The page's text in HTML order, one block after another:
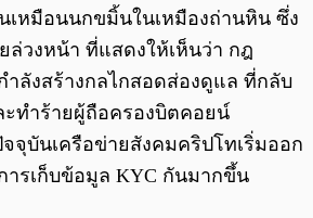
นเหมือนนกขมิ้นในเหมืองถ่านหิน ซึ่ง
วงหน้า ที่แสดงให้เห็นว่า กฎ
ำลังสร้างกลไกสอดส่องดูแล ที่กลับ
ทำร้ายผู้ถือครองบิตคอยน์
จุบันเครือข่ายสังคมคริปโทเริ่มออก
รเก็บข้อมูล KYC กันมากขึ้น